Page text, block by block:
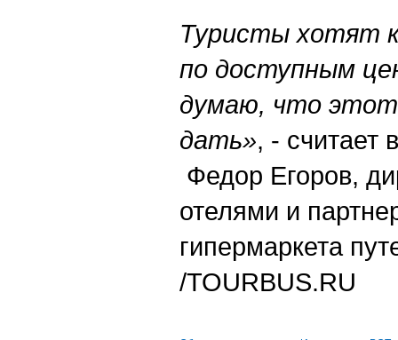
Туристы хотят
по доступным
думаю, что
дать», - считает
Федор Егоров,
отелями и
гипермаркета
/TOURBUS.RU